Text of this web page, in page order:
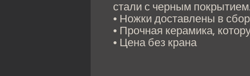
стали с черным покрытием.
• Ножки доставлены в
• Прочная керамика,
• Цена без крана